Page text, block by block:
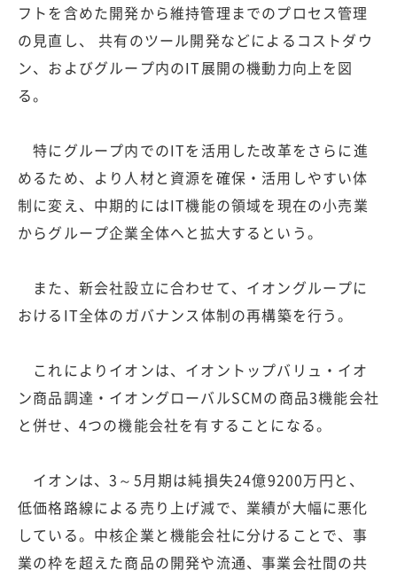
フトを含めた開発から維持管理までのプロセス管理
の見直し、 共有のツール開発などによるコストダウ
ン、およびグループ内のIT展開の機動力向上を図
る。
特にグループ内でのITを活用した改革をさらに進
めるため、より人材と資源を確保・活用しやすい体
制に変え、中期的にはIT機能の領域を現在の小売業
からグループ企業全体へと拡大するという。
また、新会社設立に合わせて、イオングループに
おけるIT全体のガバナンス体制の再構築を行う。
これによりイオンは、イオントップバリュ・イオ
ン商品調達・イオングローバルSCMの商品3機能会社
と併せ、4つの機能会社を有することになる。
イオンは、3～5月期は純損失24億9200万円と、
低価格路線による売り上げ減で、業績が大幅に悪化
している。中核企業と機能会社に分けることで、事
業の枠を超えた商品の開発や流通、事業会社間の共